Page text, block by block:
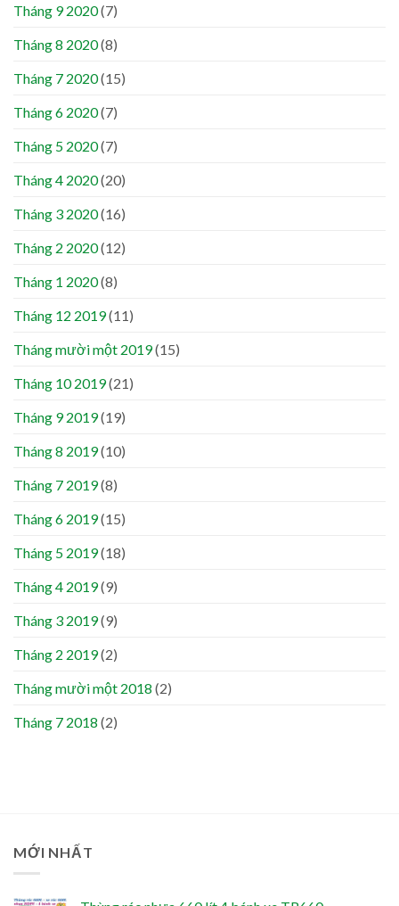
Tháng 9 2020(7)
Tháng 8 2020(8)
Tháng 7 2020(15)
Tháng 6 2020(7)
Tháng 5 2020(7)
Tháng 4 2020(20)
Tháng 3 2020(16)
Tháng 2 2020(12)
Tháng 1 2020(8)
Tháng 12 2019(11)
Tháng mười một 2019(15)
Tháng 10 2019(21)
Tháng 9 2019(19)
Tháng 8 2019(10)
Tháng 7 2019(8)
Tháng 6 2019(15)
Tháng 5 2019(18)
Tháng 4 2019(9)
Tháng 3 2019(9)
Tháng 2 2019(2)
Tháng mười một 2018 (2)
Tháng 7 2018 (2)
MỚI NHẤT